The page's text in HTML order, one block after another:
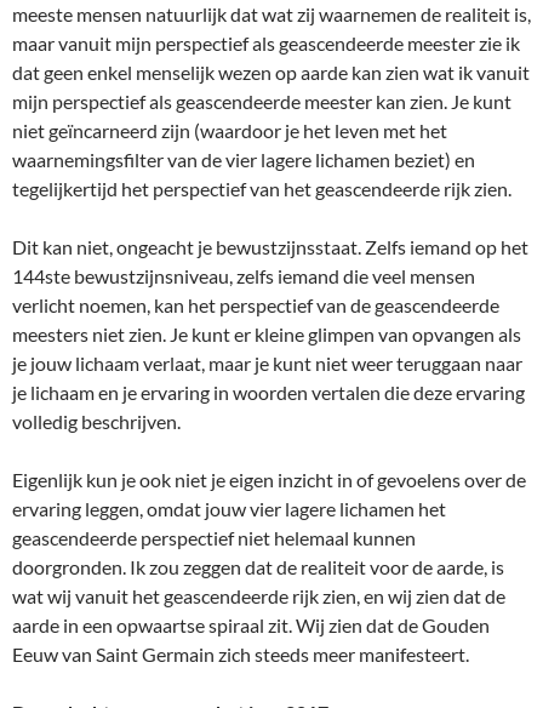
meeste mensen natuurlijk dat wat zij waarnemen de realiteit is,
maar vanuit mijn perspectief als geascendeerde meester zie ik
dat geen enkel menselijk wezen op aarde kan zien wat ik vanuit
mijn perspectief als geascendeerde meester kan zien. Je kunt
niet geïncarneerd zijn (waardoor je het leven met het
waarnemingsfilter van de vier lagere lichamen beziet) en
tegelijkertijd het perspectief van het geascendeerde rijk zien.
Dit kan niet, ongeacht je bewustzijnsstaat. Zelfs iemand op het
144ste bewustzijnsniveau, zelfs iemand die veel mensen
verlicht noemen, kan het perspectief van de geascendeerde
meesters niet zien. Je kunt er kleine glimpen van opvangen als
je jouw lichaam verlaat, maar je kunt niet weer teruggaan naar
je lichaam en je ervaring in woorden vertalen die deze ervaring
volledig beschrijven.
Eigenlijk kun je ook niet je eigen inzicht in of gevoelens over de
ervaring leggen, omdat jouw vier lagere lichamen het
geascendeerde perspectief niet helemaal kunnen
doorgronden. Ik zou zeggen dat de realiteit voor de aarde, is
wat wij vanuit het geascendeerde rijk zien, en wij zien dat de
aarde in een opwaartse spiraal zit. Wij zien dat de Gouden
Eeuw van Saint Germain zich steeds meer manifesteert.